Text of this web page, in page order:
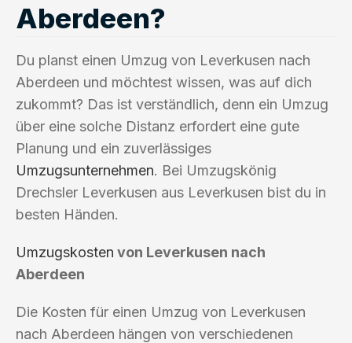
Aberdeen?
Du planst einen Umzug von Leverkusen nach
Aberdeen und möchtest wissen, was auf dich
zukommt? Das ist verständlich, denn ein Umzug
über eine solche Distanz erfordert eine gute
Planung und ein zuverlässiges
Umzugsunternehmen. Bei Umzugskönig
Drechsler Leverkusen aus Leverkusen bist du in
besten Händen.
Umzugskosten von Leverkusen nach
Aberdeen
Die Kosten für einen Umzug von Leverkusen
nach Aberdeen hängen von verschiedenen